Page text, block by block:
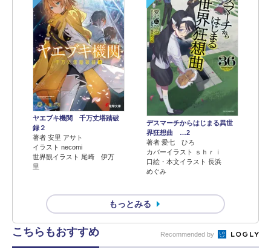
ヤエブキ機関 千万丈塔踏破
録２
著者 安里 アサト
イラスト necomi
世界観イラスト 尾崎 伊万
里
デスマーチからはじまる異世
界狂想曲 …2
著者 愛七 ひろ
カバーイラスト ｓｈｒｉ
口絵・本文イラスト 長浜
めぐみ
もっとみる
こちらもおすすめ Recommended by